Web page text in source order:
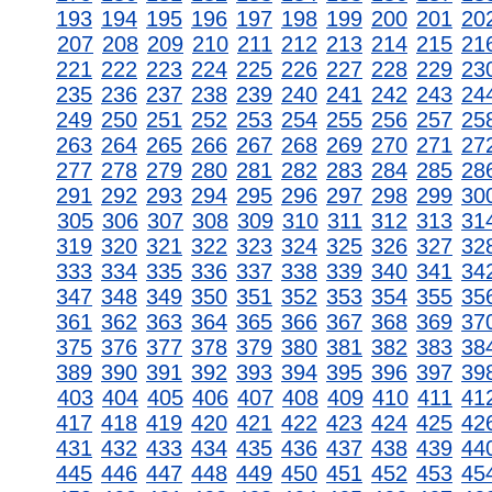
193 194 195 196 197 198 199 200 201
207 208 209 210 211 212 213 214 215
221 222 223 224 225 226 227 228 229
235 236 237 238 239 240 241 242 243
249 250 251 252 253 254 255 256 257
263 264 265 266 267 268 269 270 271
277 278 279 280 281 282 283 284 285
291 292 293 294 295 296 297 298 299
305 306 307 308 309 310 311 312 313
319 320 321 322 323 324 325 326 327
333 334 335 336 337 338 339 340 341
347 348 349 350 351 352 353 354 355
361 362 363 364 365 366 367 368 369
375 376 377 378 379 380 381 382 383
389 390 391 392 393 394 395 396 397
403 404 405 406 407 408 409 410 411
417 418 419 420 421 422 423 424 425
431 432 433 434 435 436 437 438 439
445 446 447 448 449 450 451 452 453